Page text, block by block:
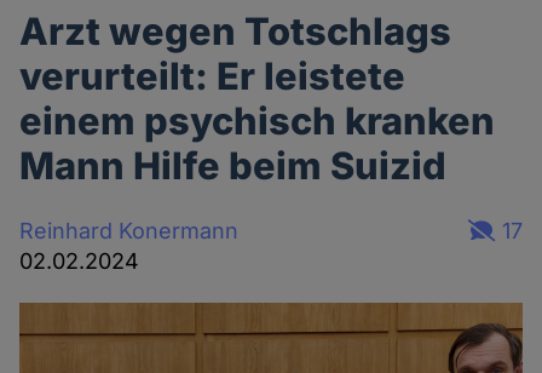
Arzt wegen Totschlags
verurteilt: Er leistete
einem psychisch kranken
Mann Hilfe beim Suizid
Reinhard Konermann
02.02.2024
17